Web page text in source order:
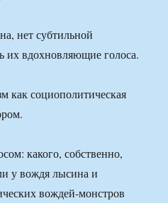
нет субтильной
их вдохновляющие голоса.
как социополитическая
какого, собственно,
у вождя лысина и
вождей-монстров